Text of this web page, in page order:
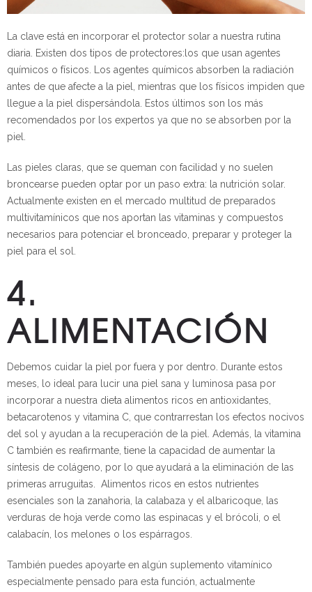
La clave está en incorporar el protector solar a nuestra rutina
diaria. Existen dos tipos de protectores:los que usan agentes
químicos o físicos. Los agentes químicos absorben la radiación
antes de que afecte a la piel, mientras que los físicos impiden que
llegue a la piel dispersándola. Estos últimos son los más
recomendados por los expertos ya que no se absorben por la
piel.
Las pieles claras, que se queman con facilidad y no suelen
broncearse pueden optar por un paso extra: la nutrición solar.
Actualmente existen en el mercado multitud de preparados
multivitamínicos que nos aportan las vitaminas y compuestos
necesarios para potenciar el bronceado, preparar y proteger la
piel para el sol.
4.
ALIMENTACIÓN
Debemos cuidar la piel por fuera y por dentro. Durante estos
meses, lo ideal para lucir una piel sana y luminosa pasa por
incorporar a nuestra dieta alimentos ricos en antioxidantes,
betacarotenos y vitamina C, que contrarrestan los efectos nocivos
del sol y ayudan a la recuperación de la piel. Además, la vitamina
C también es reafirmante, tiene la capacidad de aumentar la
síntesis de colágeno, por lo que ayudará a la eliminación de las
primeras arruguitas. Alimentos ricos en estos nutrientes
esenciales son la zanahoria, la calabaza y el albaricoque, las
verduras de hoja verde como las espinacas y el brócoli, o el
calabacín, los melones o los espárragos.
También puedes apoyarte en algún suplemento vitamínico
especialmente pensado para esta función, actualmente